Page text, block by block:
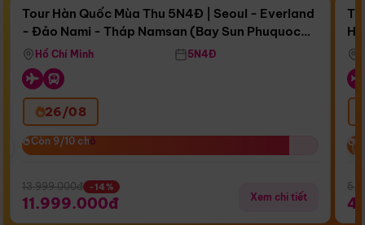
Còn16 ngày 13:33:36
Bay Sun Phuquoc Airways
Tour Hàn Quốc Mùa Thu 5N4Đ | Seoul - Everland
- Đảo Nami - Tháp Namsan (Bay Sun Phuquoc
Airways)
Hồ Chí Minh 5N4Đ
26/08
Còn 9/10 chỗ
Còn 9/10 chỗ
13.999.000đ -14%
11.999.000đ Xem chi tiết